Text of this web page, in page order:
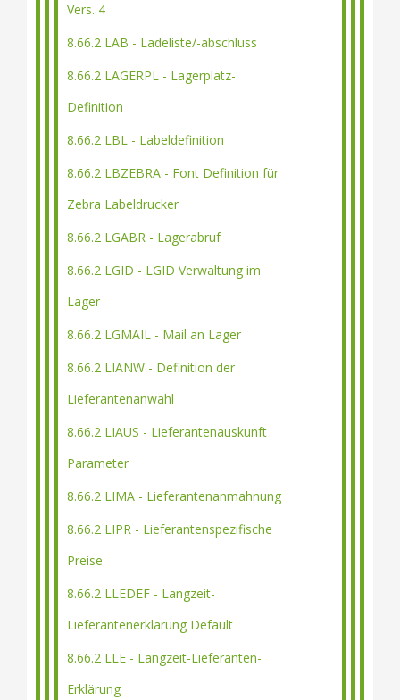
Vers. 4
8.66.2 LAB - Ladeliste/-abschluss
8.66.2 LAGERPL - Lagerplatz-
Definition
8.66.2 LBL - Labeldefinition
8.66.2 LBZEBRA - Font Definition für
Zebra Labeldrucker
8.66.2 LGABR - Lagerabruf
8.66.2 LGID - LGID Verwaltung im
Lager
8.66.2 LGMAIL - Mail an Lager
8.66.2 LIANW - Definition der
Lieferantenanwahl
8.66.2 LIAUS - Lieferantenauskunft
Parameter
8.66.2 LIMA - Lieferantenanmahnung
8.66.2 LIPR - Lieferantenspezifische
Preise
8.66.2 LLEDEF - Langzeit-
Lieferantenerklärung Default
8.66.2 LLE - Langzeit-Lieferanten-
Erklärung